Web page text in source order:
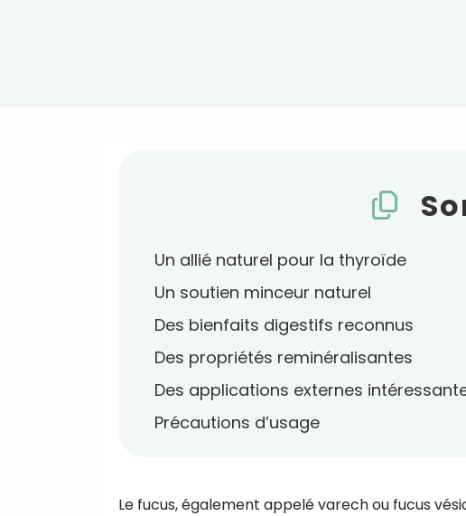
Un allié naturel pour la thyroïde
Un soutien minceur naturel
Des bienfaits digestifs reconnus
Des propriétés reminéralisantes
Des applications externes
Précautions d’usage
Le fucus, également appelé varech ou fucus